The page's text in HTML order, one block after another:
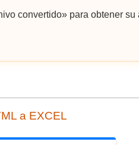
convertido» para obtener su
a EXCEL